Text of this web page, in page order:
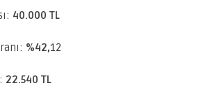
40.000 TL
%42,12
22.540 TL